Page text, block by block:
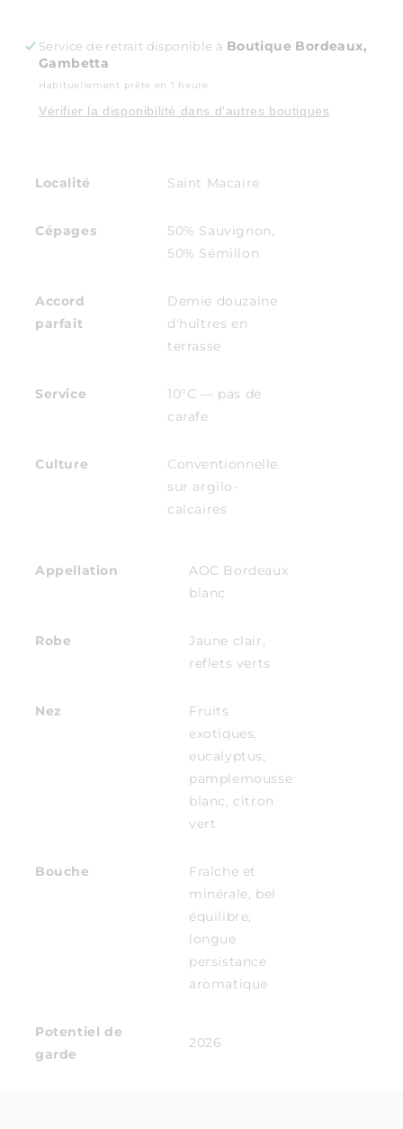
Maison
Sichel
-
Sirius
Maison
Sichel
Sirius
Service de retrait disponible à Boutique Bordeaux,
Gambetta
Habituellement prête en 1 heure
Vérifier la disponibilité dans d'autres boutiques
Localité Saint Macaire
Cépages
50% Sauvignon,
50% Sémillon
Accord
parfait
Demie douzaine
d'huîtres en
terrasse
Service
10°C — pas de
carafe
Culture
Conventionnelle
sur argilo-
calcaires
Appellation
AOC Bordeaux
blanc
Robe
Jaune clair,
reflets verts
Nez
Fruits
exotiques,
eucalyptus,
pamplemousse
blanc, citron
vert
Bouche
Fraîche et
minérale, bel
équilibre,
longue
persistance
aromatique
Potentiel de
garde
2026